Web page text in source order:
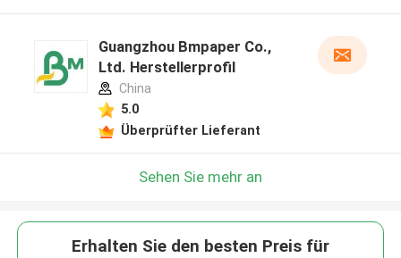
Guangzhou Bmpaper Co.,
Ltd. Herstellerprofil
China
5.0
Überprüfter Lieferant
Sehen Sie mehr an
Erhalten Sie den besten Preis für